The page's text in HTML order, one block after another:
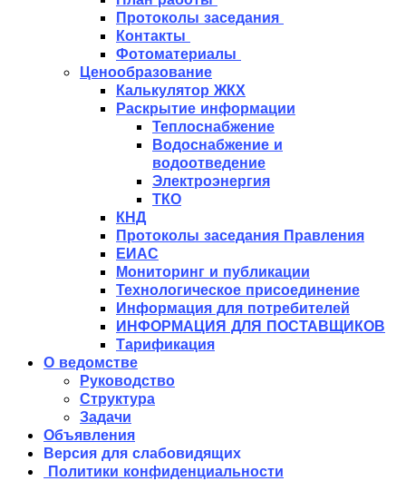
Протоколы заседания
Контакты
Фотоматериалы
Ценообразование
Калькулятор ЖКХ
Раскрытие информации
Теплоснабжение
Водоснабжение и
водоотведение
Электроэнергия
ТКО
КНД
Протоколы заседания Правления
ЕИАС
Мониторинг и публикации
Технологическое присоединение
Информация для потребителей
ИНФОРМАЦИЯ ДЛЯ ПОСТАВЩИКОВ
Тарификация
О ведомстве
Руководство
Структура
Задачи
Объявления
Версия для слабовидящих
Политики конфиденциальности